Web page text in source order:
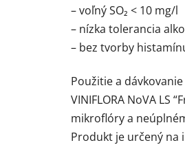
– voľný SO₂ < 10 mg/l
– nízka tolerancia
– bez tvorby
Použitie a dávkovanie
VINIFLORA NoVA
mikroflóry a
Produkt je určený na